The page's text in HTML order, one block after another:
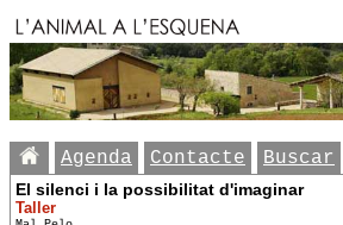
Agenda Contacte Buscar
El silenci i la possibilitat d'imaginar
Taller